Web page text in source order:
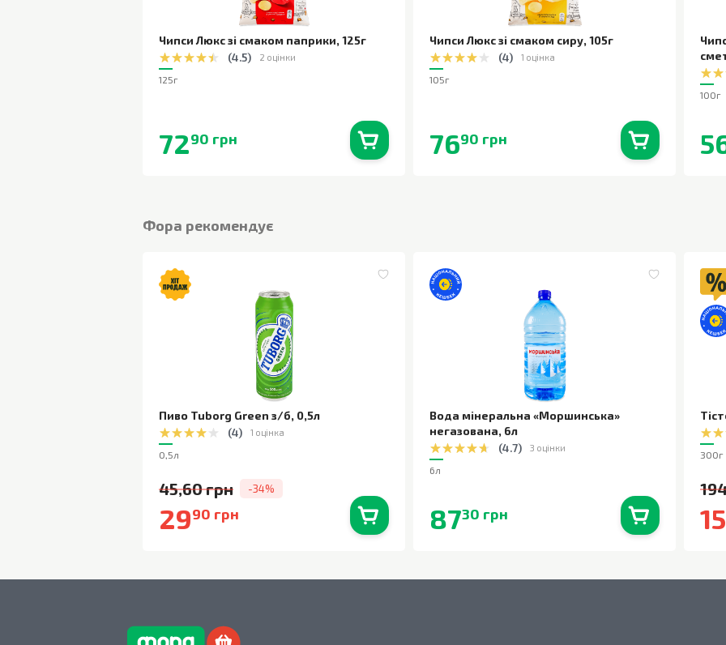
Чипси Люкс зі смаком паприки, 125г
(4.5) 2 оцінки
125г
7290 грн
Чипси Люкс зі смаком сиру, 105г
(4) 1 оцінка
105г
7690 грн
100г
Фора рекомендує
Пиво Tuborg Green з/б, 0,5л
(4) 1 оцінка
0,5л
45,60 грн -34%
2990 грн
Вода мінеральна «Моршинська»
негазована, 6л
(4.7) 3 оцінки
6л
8730 грн
300г